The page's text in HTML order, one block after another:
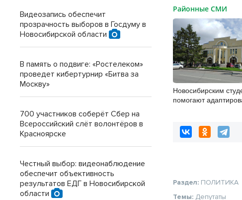
Районные СМИ
Новосибирским
помогают
Раздел: ПОЛИТИКА
Темы: Депутаты
Видеозапись обеспечит
прозрачность выборов в Госдуму в
Новосибирской области
В память о подвиге: «Ростелеком»
проведет кибертурнир «Битва за
Москву»
700 участников соберёт Сбер на
Всероссийский слёт волонтёров в
Красноярске
Честный выбор: видеонаблюдение
обеспечит объективность
результатов ЕДГ в Новосибирской
области